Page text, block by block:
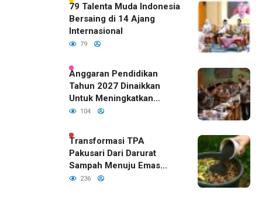
79 Talenta Muda Indonesia
Bersaing di 14 Ajang
Internasional
79
Anggaran Pendidikan
Tahun 2027 Dinaikkan
Untuk Meningkatkan
Kualitas Anak Bangsa,
RI
104
Transformasi TPA
Pakusari Dari Darurat
Sampah Menuju Emas
Hijau di Era Kepemimpinan
236